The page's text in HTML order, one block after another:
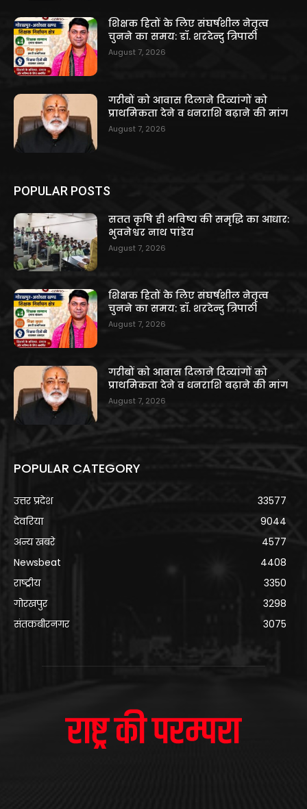
शिक्षक हितों के लिए संघर्षशील नेतृत्व
चुनने का समय: डॉ. शरदेन्दु त्रिपाठी
August 7, 2026
गरीबों को आवास दिलाने दिव्यांगों को
प्राथमिकता देने व धनराशि बढ़ाने की मांग
August 7, 2026
POPULAR POSTS
सतत कृषि ही भविष्य की समृद्धि का आधार:
भुवनेश्वर नाथ पांडेय
August 7, 2026
शिक्षक हितों के लिए संघर्षशील नेतृत्व
चुनने का समय: डॉ. शरदेन्दु त्रिपाठी
August 7, 2026
गरीबों को आवास दिलाने दिव्यांगों को
प्राथमिकता देने व धनराशि बढ़ाने की मांग
August 7, 2026
POPULAR CATEGORY
उत्तर प्रदेश
33577
देवरिया
9044
अन्य खबरे
4577
Newsbeat
4408
राष्ट्रीय
3350
गोरखपुर
3298
संतकबीरनगर
3075